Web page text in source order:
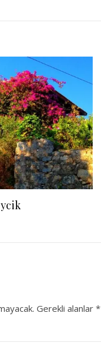
Gerekli alanlar *